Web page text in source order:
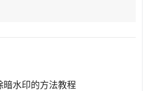
暗水印的方法教程